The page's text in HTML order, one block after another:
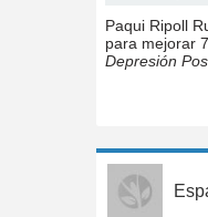
Paqui Ripoll
para mejorar
Depresión